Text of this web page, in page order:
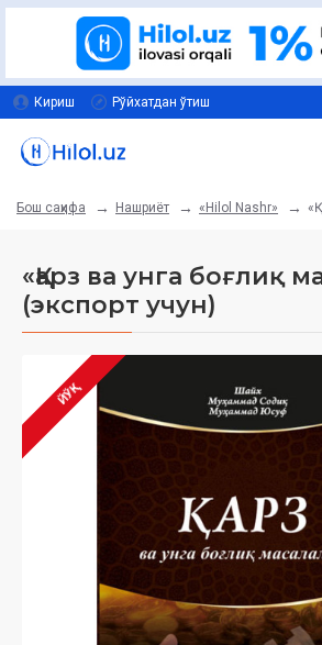
Кириш Рўйхатдан ўтиш
Бош саҳифа Нашриёт «Hilol Nashr»
«Қарз ва унга боғлиқ
(экспорт учун)
ЙЎҚ